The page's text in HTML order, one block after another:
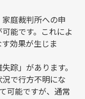
庭裁判所への申
能です。これによ
効果が生じま
踪」があります。
で行方不明にな
可能ですが、通常